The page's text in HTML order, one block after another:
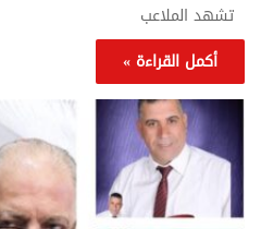
تشهد الملاعب
أكمل القراءة »